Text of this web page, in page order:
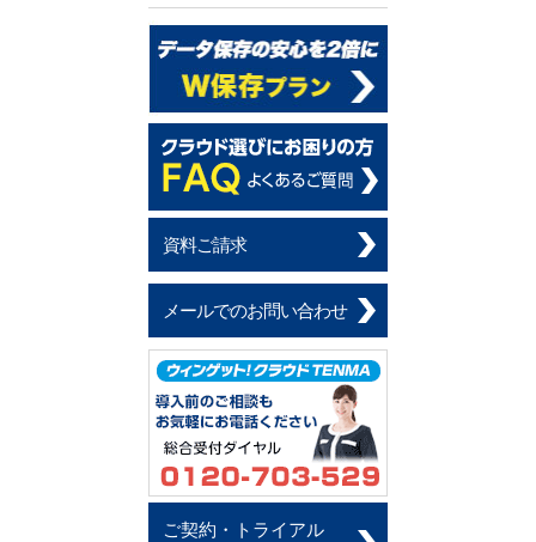
資料ご請求
メールでのお問い合わせ
ご契約・トライアル